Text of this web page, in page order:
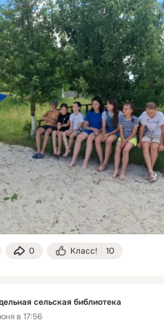
0 Класс! 10
сельская библиотека
в 17:56